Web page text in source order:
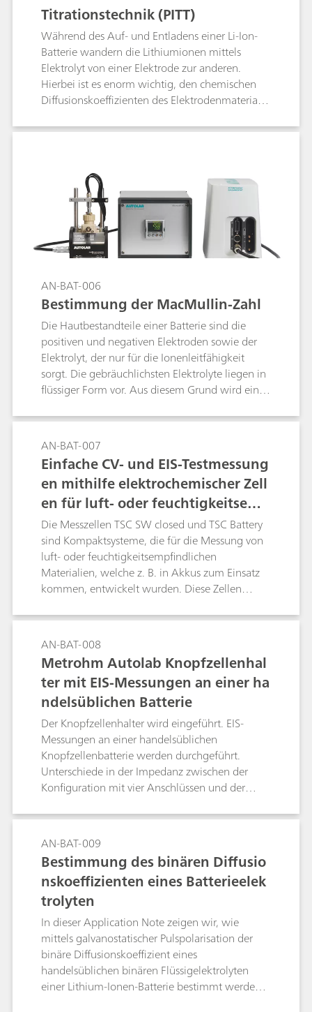
Titrationstechnik (PITT)
Während des Auf- und Entladens einer Li-Ion-
Batterie wandern die Lithiumionen mittels
Elektrolyt von einer Elektrode zur anderen.
Hierbei ist es enorm wichtig, den chemischen
Diffusionskoeffizienten des Elektrodenmaterials
intermittierende Titrationstechnik (PITT) ist eines
des Materials der aktiven Elektrode zu erhalten.
AN-BAT-006
Bestimmung der MacMullin-Zahl
Die Hautbestandteile einer Batterie sind die
positiven und negativen Elektroden sowie der
Elektrolyt, der nur für die Ionenleitfähigkeit
sorgt. Die gebräuchlichsten Elektrolyte liegen in
flüssiger Form vor. Aus diesem Grund wird ein
trennt. Der Separator wird mit Elektrolyt
getränkt. Die MacMullin-Zahl ist ein Parameter,
der zur Bestimmung der Qualität eines
elektrolytgetränkten Separators im Hinblick auf
die Ionenleitfähigkeit verwendet wird. Die
MacMullin-Zahl kann unter Verwendung der
Resultate des Datenabgleichs von zwei EIS-
Versuchen und der geometrischen Faktoren der
Messzellen berechnet werden. In dieser
Application Note wird ein handelsüblicher
Elektrolyt zusammen mit einem als Separator
verwendeten porösen Filter eingesetzt.
AN-BAT-007
Einfache CV- und EIS-Testmessung
en mithilfe elektrochemischer Zell
en für luft- oder feuchtigkeitsemp
findliche Messungen
Die Messzellen TSC SW closed und TSC Battery
sind Kompaktsysteme, die für die Messung von
luft- oder feuchtigkeitsempfindlichen
Materialien, welche z. B. in Akkus zum Einsatz
kommen, entwickelt wurden. Diese Zellen
temperaturgeregelte Messung fester und
gelartiger Materialien, die in einer planaren
Geometrie mit Metallelektroden in Kontakt
stehen. Mit diesen Zellen können beispielsweise
Aktivmaterialien von Batterien, ionisch leitende
Festkörperelektrolyte und Batterieseparatoren
getestet werden. In diesem Versuch werden in
beiden Zellen Standardwiderstände von 100 Ω
verwendet, um ggf. vorhandene Auswirkungen
der Zellen auf die Messungen nachvollziehen zu
können.
AN-BAT-008
Metrohm Autolab Knopfzellenhal
ter mit EIS-Messungen an einer ha
ndelsüblichen Batterie
Der Knopfzellenhalter wird eingeführt. EIS-
Messungen an einer handelsüblichen
Knopfzellenbatterie werden durchgeführt.
Unterschiede in der Impedanz zwischen der
Konfiguration mit vier Anschlüssen und der
hervorgehoben, was die Bedeutung einer
direkten Konfiguration mit vier Anschlüssen
belegt, wenn DUTs mit niedriger Impedanz
untersucht werden.
AN-BAT-009
Bestimmung des binären Diffusio
nskoeffizienten eines Batterieelek
trolyten
In dieser Application Note zeigen wir, wie
mittels galvanostatischer Pulspolarisation der
binäre Diffusionskoeffizient eines
handelsüblichen binären Flüssigelektrolyten
einer Lithium-Ionen-Batterie bestimmt werden